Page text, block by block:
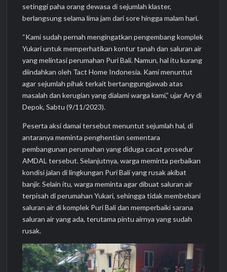
setinggi paha orang dewasa di sejumlah klaster,
berlangsung selama lima jam dari sore hingga malam hari.
“Kami sudah pernah mengingatkan pengembang komplek
Yukari untuk memperhatikan kontur tanah dan saluran air
yang melintasi perumahan Puri Bali. Namun, hal itu kurang
diindahkan oleh Tact Home Indonesia. Kami menuntut
agar sejumlah pihak terkait bertanggungjawab atas
masalah dan kerugian yang dialami warga kami,” ujar Ary di
Depok, Sabtu (9/11/2023).
Peserta aksi damai tersebut menuntut sejumlah hal, di
antaranya meminta penghentian sementara
pembangunan perumahan yang diduga cacat prosedur
AMDAL tersebut. Selanjutnya, warga meminta perbaikan
kondisi jalan di lingkungan Puri Bali yang rusak akibat
banjir. Selain itu, warga meminta agar dibuat saluran air
terpisah di perumahan Yukari, sehingga tidak membebani
saluran air di komplek Puri Bali dan memperbaiki sarana
saluran air yang ada, terutama pintu airnya yang sudah
rusak.